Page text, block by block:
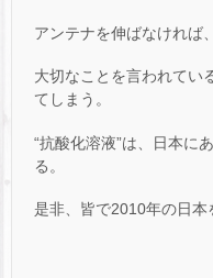
アンテナを伸ばなければ
大切なことを言われてい
てしまう。
“抗酸化溶液”は、日本に
る。
是非、皆で2010年の日本